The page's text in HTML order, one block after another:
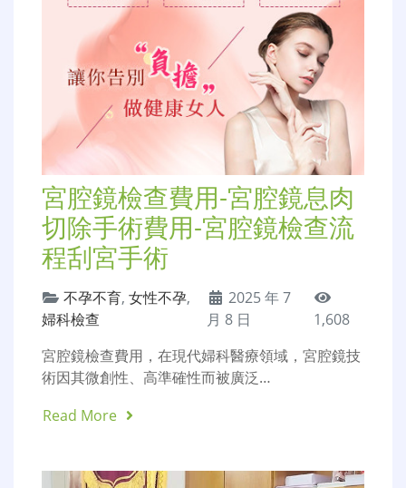
宮腔鏡檢查費用-宮腔鏡息肉
切除手術費用-宮腔鏡檢查流
程刮宮手術
不孕不育, 女性不孕,
婦科檢查
2025 年 7
月 8 日
1,608
宮腔鏡檢查費用，在現代婦科醫療領域，宮腔鏡技
術因其微創性、高準確性而被廣泛…
Read More